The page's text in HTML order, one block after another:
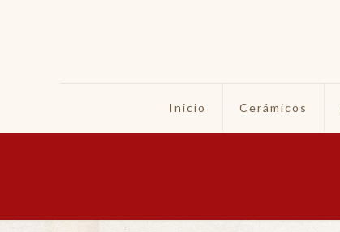
Inicio Cerámicos